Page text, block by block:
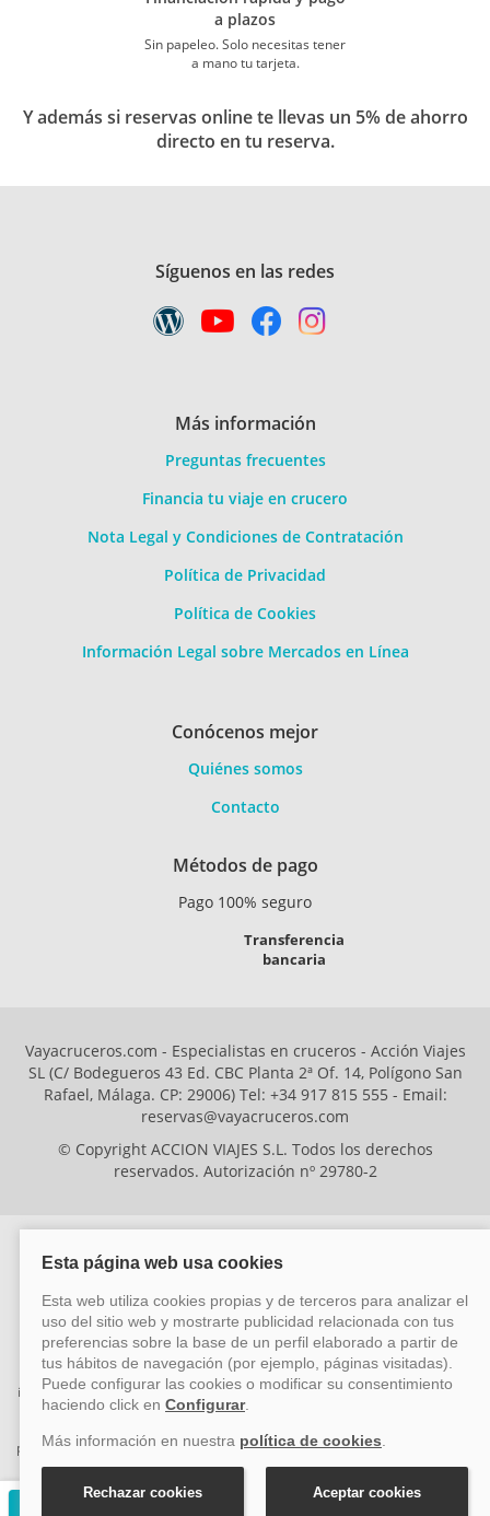
a plazos
Sin papeleo. Solo necesitas tener
a mano tu tarjeta.
Y además si reservas online te llevas un 5% de ahorro
directo en tu reserva.
Síguenos en las redes
Más información
Preguntas frecuentes
Financia tu viaje en crucero
Nota Legal y Condiciones de Contratación
Política de Privacidad
Política de Cookies
Información Legal sobre Mercados en Línea
Conócenos mejor
Quiénes somos
Contacto
Métodos de pago
Pago 100% seguro
Transferencia
bancaria
Vayacruceros.com - Especialistas en cruceros - Acción Viajes
SL (C/ Bodegueros 43 Ed. CBC Planta 2ª Of. 14, Polígono San
Rafael, Málaga. CP: 29006) Tel: +34 917 815 555 - Email:
reservas@vayacruceros.com
© Copyright ACCION VIAJES S.L. Todos los derechos
reservados. Autorización nº 29780-2
ACCION VIAJES SL ha sido beneficiaria del Fondo Europeo de Desarrollo
Regional (FEDER), cuyo objetivo es mejorar la competitividad de las pymes
mediante el impulso de la innovación, el desarrollo tecnológico, la
investigación de calidad y el uso seguro y fiable del ciberespacio. Gracias a
esta financiación, la empresa ha puesto en marcha un Plan de Acción
promoviendo la innovación y la ciberseguridad. Para ello, ha contado con el
apoyo de los programas Pyme Innova y Pyme Cibersegura de la Cámara
de Comercio de Málaga. #EuropaSeSiente